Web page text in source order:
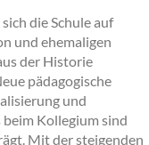
die Schule auf
und ehemaligen
der Historie
pädagogische
und
Kollegium sind
Mit der steigenden